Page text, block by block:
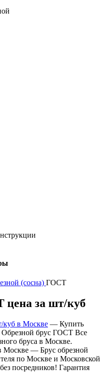
(сосна) ГОСТ
цена за шт/куб
куб в Москве — Купить
брус ГОСТ Все
бруса в Москве.
Москве — Брус обрезной
по Москве и Московской
посредников! Гарантия